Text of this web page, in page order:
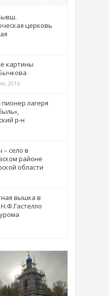
церковь
картины
2016
лагеря
р-н
– село в
районе
области
вышка в